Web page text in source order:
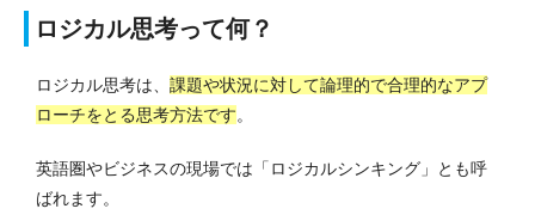
ロジカル思考って何？
ロジカル思考は、 課題や状況に対して論理的で合理的なアプ
ローチをとる思考方法です。
英語圏やビジネスの現場では「ロジカルシンキング」とも呼
ばれます。